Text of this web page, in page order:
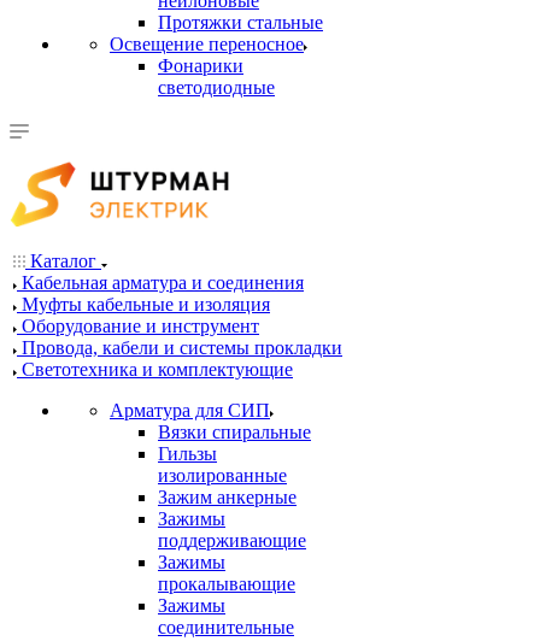
Протяжки стальные
Освещение переносное
Фонарики
светодиодные
Каталог
Кабельная арматура и соединения
Муфты кабельные и изоляция
Оборудование и инструмент
Провода, кабели и системы прокладки
Светотехника и комплектующие
Арматура для СИП
Вязки спиральные
Гильзы
изолированные
Зажим анкерные
Зажимы
поддерживающие
Зажимы
прокалывающие
Зажимы
соединительные